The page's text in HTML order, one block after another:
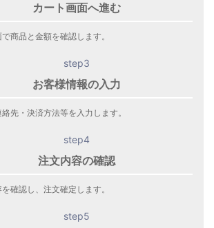
カート画面へ進む
商品と金額を確認します。
step3
お客様情報の入力
先・決済方法等を入力します。
step4
注文内容の確認
確認し、注文確定します。
step5